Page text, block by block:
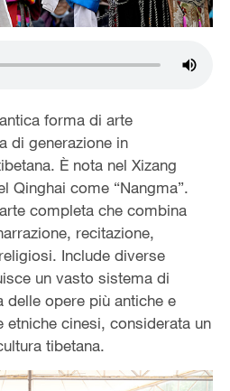
forma di arte
di generazione in
È nota nel Xizang
Qinghai come “Nangma”.
completa che combina
recitazione,
Include diverse
un vasto sistema di
delle opere più antiche e
etniche cinesi, considerata un
tibetana.